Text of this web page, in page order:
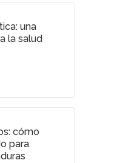
una
la salud
cómo
para